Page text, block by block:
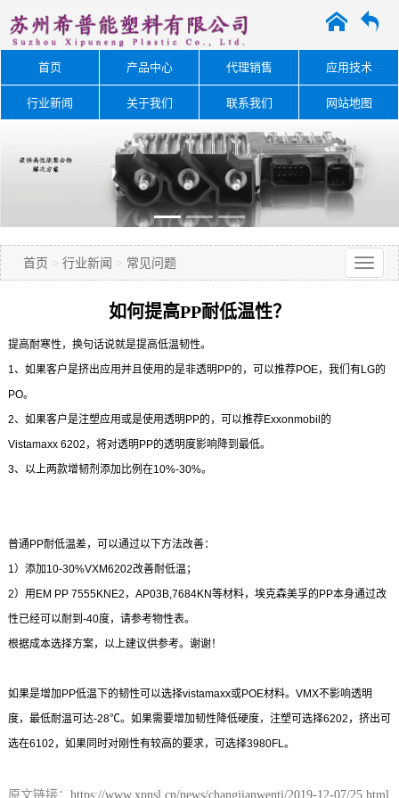
A O
首页 产品中心 代理销售 应用技术
行业新闻 关于我们 联系我们 网站地图
首页 > 行业新闻 > 常见问题
如何提高PP耐低温性？
提高耐寒性，换句话说就是提高低温韧性。
1、如果客户是挤出应用并且使用的是非透明PP的，可以推荐POE，我们有LG的
PO。
2、如果客户是注塑应用或是使用透明PP的，可以推荐Exxonmobil的
Vistamaxx 6202，将对透明PP的透明度影响降到最低。
3、以上两款增韧剂添加比例在10%-30%。
普通PP耐低温差，可以通过以下方法改善：
1）添加10-30%VXM6202改善耐低温；
2）用EM PP 7555KNE2，AP03B,7684KN等材料，埃克森美孚的PP本身通过改
性已经可以耐到-40度，请参考物性表。
根据成本选择方案，以上建议供参考。谢谢！
如果是增加PP低温下的韧性可以选择vistamaxx或POE材料。VMX不影响透明
度，最低耐温可达-28℃。如果需要增加韧性降低硬度，注塑可选择6202，挤出可
选在6102，如果同时对刚性有较高的要求，可选择3980FL。
原文链接： https://www.xpnsl.cn/news/changjianwenti/2019-12-07/25.html